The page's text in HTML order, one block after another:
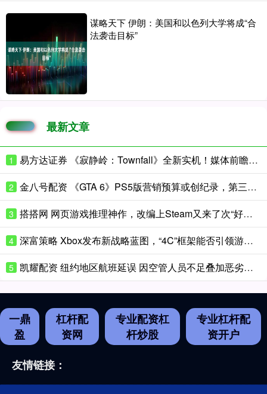
谋略天下 伊朗：美国和以色列大学将成“合
法袭击目标”
最新文章
1 易方达证券 《寂静岭：Townfall》全新实机！媒体前瞻大量情报首次曝光
2 金八号配资 《GTA 6》PS5版营销预算或创纪录，第三支预告片即将开启全球宣发
3 搭搭网 网页游戏推理神作，改编上Steam又来了次“好评如潮”？
4 深富策略 Xbox发布新战略蓝图，“4C”框架能否引领游戏业务重回增长？
5 凯耀配资 纽约地区航班延误 因空管人员不足叠加恶劣天气
一鼎
盈
杠杆配
资网
专业配资杠
杆炒股
专业杠杆配
资开户
友情链接：